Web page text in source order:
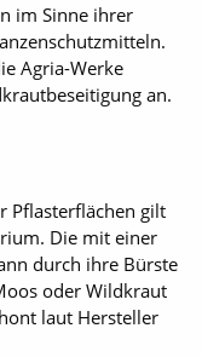
im Sinne ihrer
Agria-Werke
an.
Pflasterflächen gilt
Die mit einer
durch ihre Bürste
oder Wildkraut
laut Hersteller